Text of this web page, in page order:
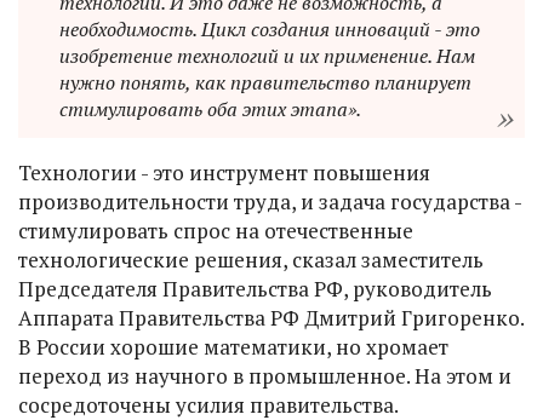
необходимость. Цикл создания инноваций - это
изобретение технологий и их применение. Нам
нужно понять, как правительство планирует
стимулировать оба этих этапа».
Технологии - это инструмент повышения
производительности труда, и задача государства -
стимулировать спрос на отечественные
технологические решения, сказал заместитель
Председателя Правительства РФ, руководитель
Аппарата Правительства РФ Дмитрий Григоренко.
В России хорошие математики, но хромает
переход из научного в промышленное. На этом и
сосредоточены усилия правительства.